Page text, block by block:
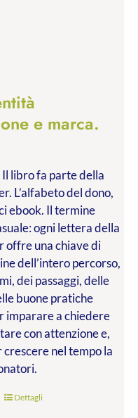
e marca.
Il libro fa parte della
L’alfabeto del dono,
ebook. Il termine
ogni lettera della
offre una chiave di
dell’intero percorso,
dei passaggi, delle
buone pratiche
imparare a chiedere
con attenzione e,
nel tempo la
Dettagli